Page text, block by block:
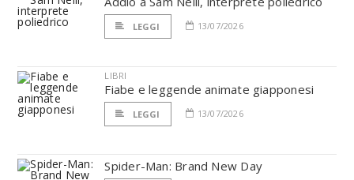
LEGGI 13/07/2026
LIBRI
Fiabe e leggende animate giapponesi
LEGGI 13/07/2026
Spider-Man: Brand New Day